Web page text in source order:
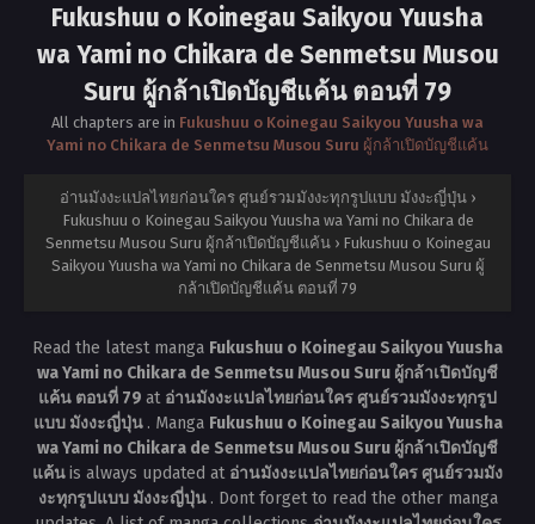
Fukushuu o Koinegau Saikyou Yuusha
wa Yami no Chikara de Senmetsu Musou
Suru ผู้กล้าเปิดบัญชีแค้น ตอนที่ 79
All chapters are in Fukushuu o Koinegau Saikyou Yuusha wa
Yami no Chikara de Senmetsu Musou Suru ผู้กล้าเปิดบัญชีแค้น
อ่านมังงะแปลไทยก่อนใคร ศูนย์รวมมังงะทุกรูปแบบ มังงะญี่ปุ่น ›
Fukushuu o Koinegau Saikyou Yuusha wa Yami no Chikara de
Senmetsu Musou Suru ผู้กล้าเปิดบัญชีแค้น › Fukushuu o Koinegau
Saikyou Yuusha wa Yami no Chikara de Senmetsu Musou Suru ผู้
กล้าเปิดบัญชีแค้น ตอนที่ 79
Read the latest manga Fukushuu o Koinegau Saikyou Yuusha
wa Yami no Chikara de Senmetsu Musou Suru ผู้กล้าเปิดบัญชี
แค้น ตอนที่ 79 at อ่านมังงะแปลไทยก่อนใคร ศูนย์รวมมังงะทุกรูป
แบบ มังงะญี่ปุ่น . Manga Fukushuu o Koinegau Saikyou Yuusha
wa Yami no Chikara de Senmetsu Musou Suru ผู้กล้าเปิดบัญชี
แค้นis always updated at อ่านมังงะแปลไทยก่อนใคร ศูนย์รวมมัง
งะทุกรูปแบบ มังงะญี่ปุ่น . Dont forget to read the other manga